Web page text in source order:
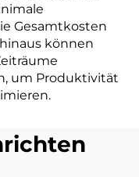
Gesamtkosten
können
um Produktivität